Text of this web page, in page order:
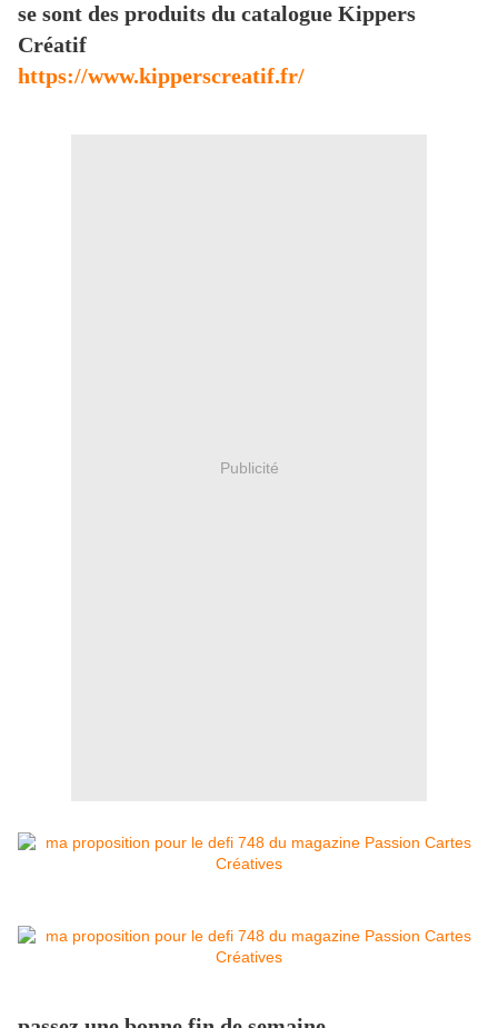
se sont des produits du catalogue Kippers
Créatif
https://www.kipperscreatif.fr/
Publicité